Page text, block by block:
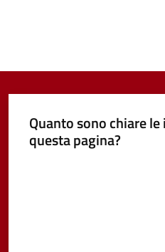
Quanto sono chiare
questa pagina?